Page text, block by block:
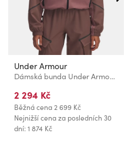
Under Armour
Dámská bunda Under Armour UA Unstoppable Jacket-PNK
2 294 Kč
Běžná cena2 699 Kč
Nejnižší cena za posledních 30
dní: 1 874 Kč